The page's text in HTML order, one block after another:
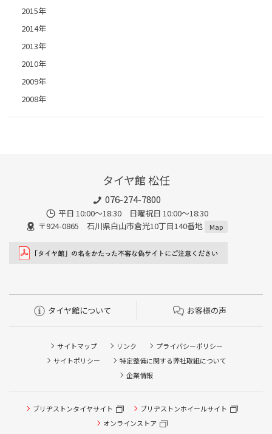
2015年
2014年
2013年
2010年
2009年
2008年
タイヤ館 松任
076-274-7800
平日 10:00～18:30 日曜祝日 10:00～18:30
〒924-0865 石川県白山市倉光10丁目140番地
Map
タイヤ館について お客様の声
サイトマップ リンク
プライバシーポリシー
サイトポリシー
特定整備に関する弊社取組について
企業情報
ブリヂストンタイヤサイト
ブリヂストンホイールサイト
オンラインストア